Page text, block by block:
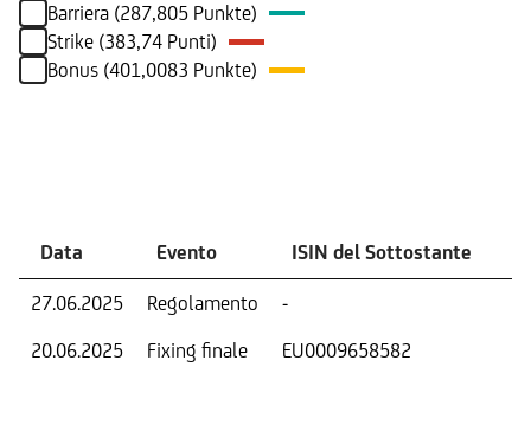
Barriera (287,805 Punkte)
Strike (383,74 Punti)
Bonus (401,0083 Punkte)
Data Evento ISIN del Sottostante
27.06.2025 Regolamento -
20.06.2025
Fixing finale EU0009658582